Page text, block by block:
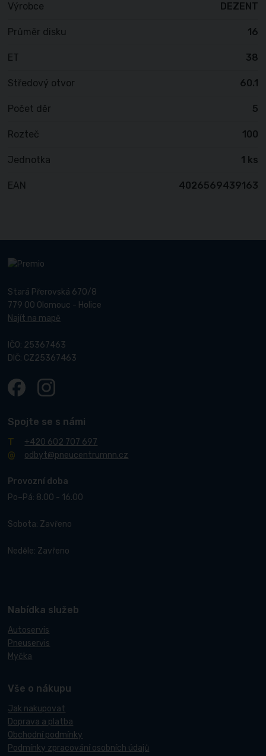
Výrobce DEZENT
Průměr disku 16
ET 38
Středový otvor 60.1
Počet děr 5
Rozteč 100
Jednotka 1 ks
EAN 4026569439163
Stará Přerovská 670/8
779 00 Olomouc - Holice
Najít na mapě
IČO: 25367463
DIČ: CZ25367463
Spojte se s námi
+420 602 707 697
odbyt@pneucentrumnn.cz
Provozní doba
Po–Pá: 8.00 - 16.00
Sobota: Zavřeno
Neděle: Zavřeno
Nabídka služeb
Autoservis
Pneuservis
Myčka
Vše o nákupu
Jak nakupovat
Doprava a platba
Obchodní podmínky
Podmínky zpracování osobních údajů